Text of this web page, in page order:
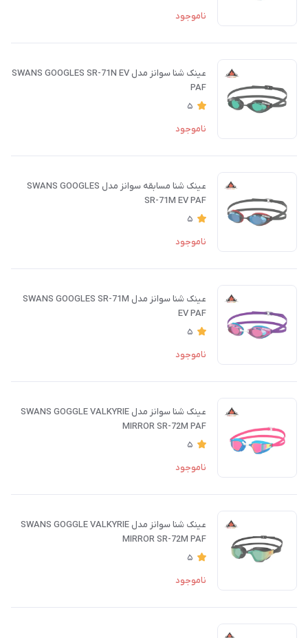
ناموجود
عینک شنا سوانز مدل SWANS GOOGLES SR-71N EV
PAF
5
ناموجود
عینک شنا مسابقه سوانز مدل SWANS GOOGLES
SR-71M EV PAF
5
ناموجود
عینک شنا سوانز مدل SWANS GOOGLES SR-71M
EV PAF
5
ناموجود
عینک شنا سوانز مدل SWANS GOGGLE VALKYRIE
MIRROR SR-72M PAF
5
ناموجود
عینک شنا سوانز مدل SWANS GOGGLE VALKYRIE
MIRROR SR-72M PAF
5
ناموجود